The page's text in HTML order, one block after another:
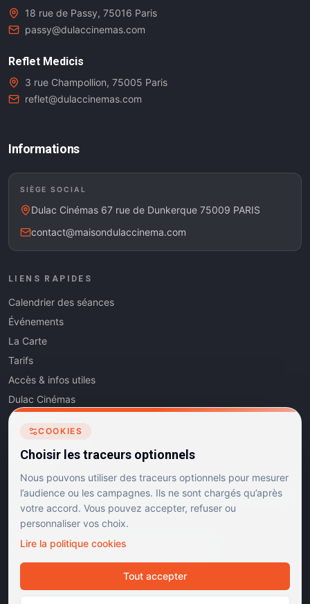
18 rue de Passy, 75016 Paris
passy@dulaccinemas.com
Reflet Medicis
3 rue Champollion, 75005 Paris
reflet@dulaccinemas.com
Informations
SIÈGE SOCIAL
Dulac Cinémas 67 rue de Dunkerque 75009 PARIS
contact@maisondulaccinema.com
LIENS RAPIDES
Calendrier des séances
Événements
La Carte
Tarifs
Accès & infos utiles
Dulac Cinémas
Cinéma5
Les Dits de l'Art
Contact
RÉSEAUX SOCIAUX
Instagram Facebook Linkedin
COOKIES
Choisir les traceurs optionnels
Nous pouvons utiliser des traceurs optionnels pour mesurer
l’audience ou les campagnes. Ils ne sont chargés qu’après
votre accord. Vous pouvez accepter, refuser ou
personnaliser vos choix.
Lire la politique cookies
Tout accepter